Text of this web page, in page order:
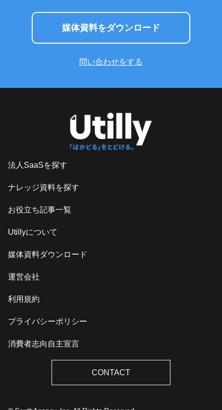
媒体資料をダウンロード
問い合わせをする
法人SaaSを探す
ナレッジ資料を探す
お役立ち記事一覧
Utillyについて
媒体資料ダウンロード
運営会社
利用規約
プライバシーポリシー
消費者志向自主宣言
CONTACT